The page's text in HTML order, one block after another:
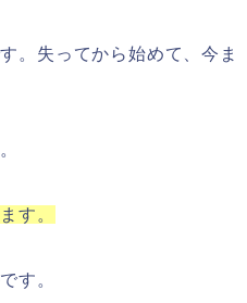
。失ってから始めて、今ま
す。
す。